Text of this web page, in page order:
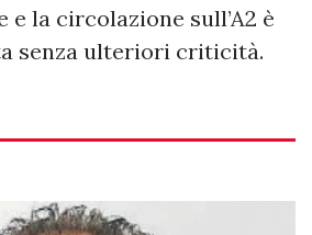
la circolazione sull’A2 è
senza ulteriori criticità.